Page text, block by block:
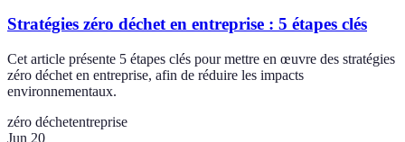
Stratégies zéro déchet en entreprise : 5 étapes clés
Cet article présente 5 étapes clés pour mettre en œuvre des stratégies
zéro déchet en entreprise, afin de réduire les impacts
environnementaux.
zéro déchetentreprise
Jun 20